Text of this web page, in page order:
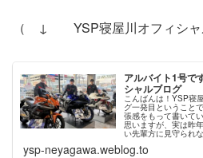
（ ↓ YSP寝屋川オフィシャ
アルバイト1号で
シャルブログ
こんばんは！YSP寝
グ一発目ということ
張感をもって書いて
思いますが、実は昨
い先輩方に見守られ
ysp-neyagawa.weblog.to